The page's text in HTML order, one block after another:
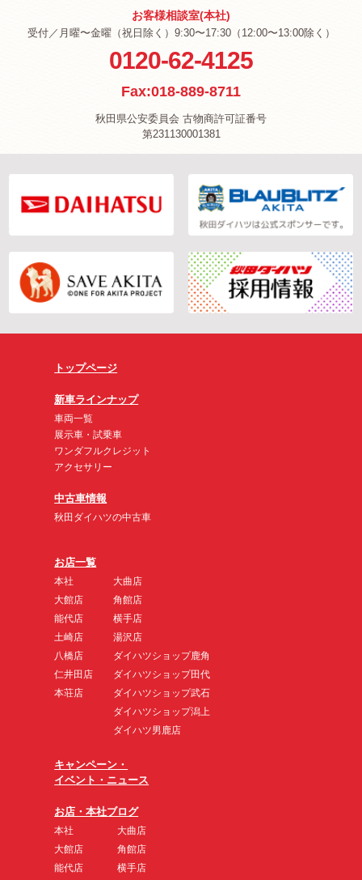
お客様相談室(本社)
受付／月曜〜金曜（祝日除く）9:30〜17:30（12:00〜13:00除く）
0120-62-4125
Fax:018-889-8711
秋田県公安委員会 古物商許可証番号
第231130001381
トップページ
新車ラインナップ
車両一覧
展示車・試乗車
ワンダフルクレジット
アクセサリー
中古車情報
秋田ダイハツの中古車
お店一覧
本社
大館店
能代店
土崎店
八橋店
仁井田店
本荘店
大曲店
角館店
横手店
湯沢店
ダイハツショップ鹿角
ダイハツショップ田代
ダイハツショップ武石
ダイハツショップ潟上
ダイハツ男鹿店
キャンペーン・
イベント・ニュース
お店・本社ブログ
本社
大館店
能代店
大曲店
角館店
横手店